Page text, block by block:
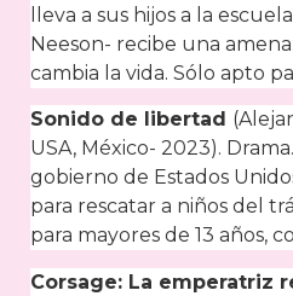
lleva a sus hijos a la
Neeson- recibe una
cambia la vida. Sólo apto
Sonido de libertad
USA, México- 2023).
gobierno de Estados
para rescatar a niños del
para mayores de 13 años,
Corsage: La emperatriz